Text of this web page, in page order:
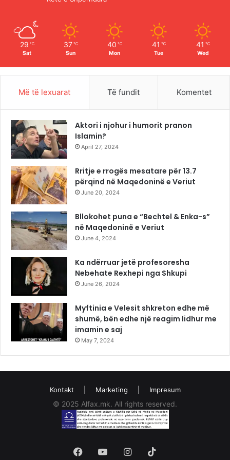
29 ℃
Sat
37 ℃
Sun
40 ℃
Mon
41 ℃
Tue
41 ℃
Wed
Më të lexuarat Të fundit Komentet
Aktori i njohur i humorit pranon
Islamin?
April 27, 2024
Rritje e rrogës mesatare për 13.7
përqind në Maqedoninë e Veriut
June 20, 2024
Bllokohet puna e “Bechtel & Enka-s”
në Maqedoninë e Veriut
June 4, 2024
Ka ndërruar jetë profesoresha
Nebehate Rexhepi nga Shkupi
June 26, 2024
Myftinia e Velesit shkreton edhe më
shumë, bën edhe një reagim lidhur me
imamin e saj
May 7, 2024
Kontakt Marketing Impresum
© 2025 Alfax.mk. All rights reserved.
FacebookYouTubeInstagram